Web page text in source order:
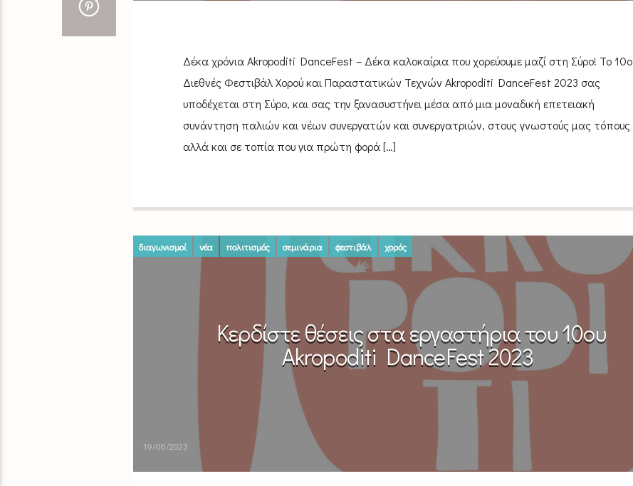
Δέκα χρόνια Akropoditi DanceFest – Δέκα καλοκαίρια που χορεύουμε μαζί στη Σύρο! Το 10ο
Διεθνές Φεστιβάλ Χορού και Παραστατικών Τεχνών Akropoditi DanceFest 2023 σας
υποδέχεται στη Σύρο, και σας την ξανασυστήνει μέσα από μια μοναδική επετειακή
συνάντηση παλιών και νέων συνεργατών και συνεργατριών, στους γνωστούς μας τόπους
αλλά και σε τοπία που για πρώτη φορά […]
διαγωνισμοί νέα πολιτισμός σεμινάρια φεστιβάλ χορός
Κερδίστε θέσεις στα εργαστήρια του 10ου
Akropoditi DanceFest 2023
19/06/2023